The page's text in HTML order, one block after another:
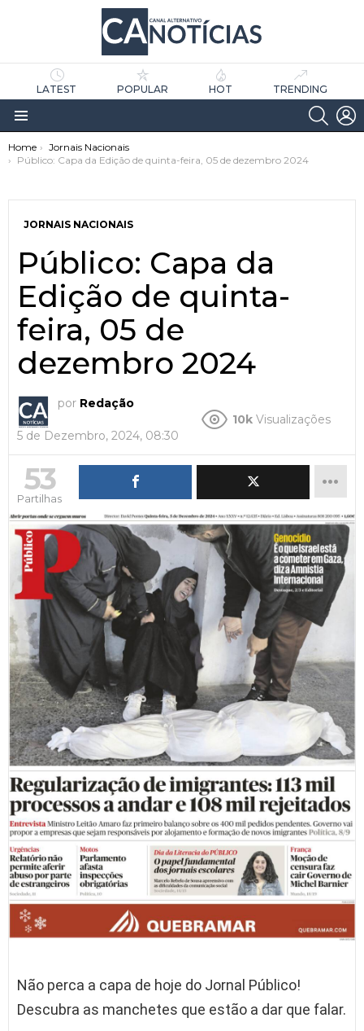
LATEST POPULAR HOT TRENDING
Menu
You are here:
Home
Jornais Nacionais
Público: Capa da Edição de quinta-feira, 05 de dezembro 2024
JORNAIS NACIONAIS
Público: Capa da
Edição de quinta-
feira, 05 de
dezembro 2024
por Redação
5 de Dezembro, 2024, 08:30
10k Visualizações
53
Partilhas
Não perca a capa de hoje do Jornal Público!
Descubra as manchetes que estão a dar que falar.